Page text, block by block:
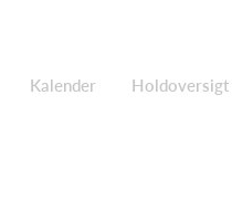
Kalender Holdoversigt